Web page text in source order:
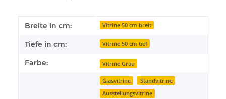
Produkteigenschaft
Wert
Breite in cm: Vitrine 50 cm breit
Tiefe in cm: Vitrine 50 cm tief
Farbe: Vitrine Grau
Glasvitrine
Standvitrine
Ausstellungsvitrine